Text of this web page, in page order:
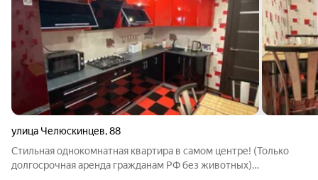
улица Челюскинцев,88
Стильная однокомнатная квартира в самом центре! (Только
долгосрочная аренда гражданам РФ без животных)